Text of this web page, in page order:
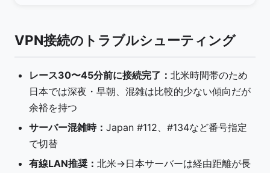
VPN接続のトラブルシューティング
レース30〜45分前に接続完了： 北米時間帯のため
日本では深夜・早朝、混雑は比較的少ない傾向だが
余裕を持つ
サーバー混雑時： Japan #112、#134など番号指定
で切替
有線LAN推奨： 北米→日本サーバーは経由距離が長